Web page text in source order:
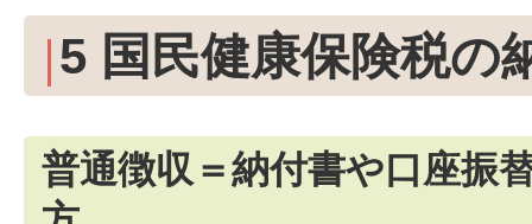
5 国民健康保険税の
普通徴収＝納付書や口座振